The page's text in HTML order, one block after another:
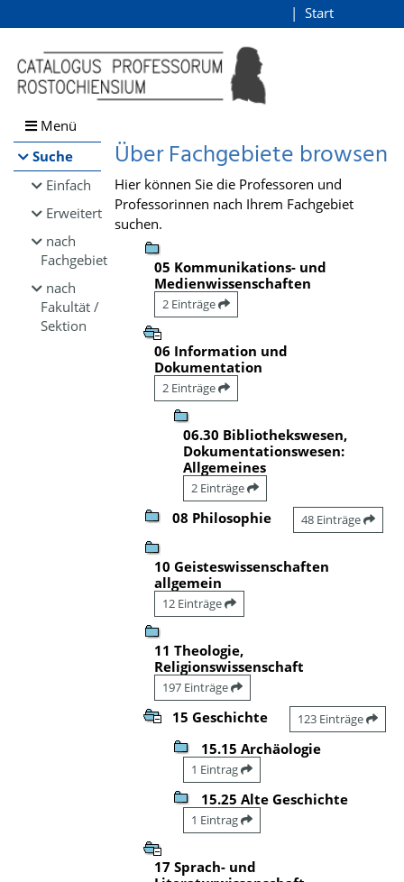
Browsen
direkt zum Inhalt
Start
Menü
Suche
Einfach
Erweitert
nach
Fachgebiet
nach
Fakultät /
Sektion
Über Fachgebiete browsen
Hier können Sie die Professoren und
Professorinnen nach Ihrem Fachgebiet
suchen.
05 Kommunikations- und
Medienwissenschaften
2 Einträge
06 Information und
Dokumentation
2 Einträge
06.30 Bibliothekswesen,
Dokumentationswesen:
Allgemeines
2 Einträge
08 Philosophie 48 Einträge
10 Geisteswissenschaften
allgemein
12 Einträge
11 Theologie,
Religionswissenschaft
197 Einträge
15 Geschichte 123 Einträge
15.15 Archäologie
1 Eintrag
15.25 Alte Geschichte
1 Eintrag
17 Sprach- und